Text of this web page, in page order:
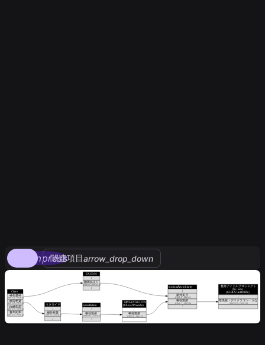
compress
関連項目arrow_drop_down